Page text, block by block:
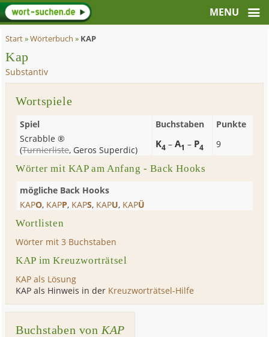
Start»Wörterbuch » KAP
Kap
Substantiv
Wortspiele
Spiel Buchstaben
Punkte
Scrabble ®
(Turnierliste, Geros Superdic) K4 –A1 – P4 9
Wörter mit KAP am Anfang - Back Hooks
mögliche Back Hooks
KAPO, KAPP, KAPS, KAPU, KAPÜ
Wortlisten
Wörter mit 3 Buchstaben
KAP im Kreuzworträtsel
KAP als Lösung
KAP als Hinweis in der Kreuzworträtsel-Hilfe
Buchstaben von KAP